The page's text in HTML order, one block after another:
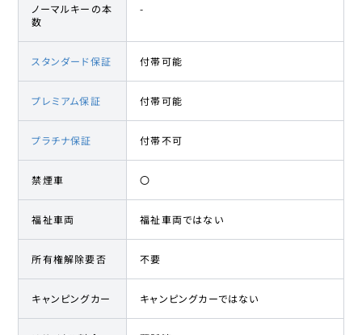
ノーマルキーの本
数
-
スタンダード保証 付帯可能
プレミアム保証 付帯可能
プラチナ保証 付帯不可
禁煙車 〇
福祉車両 福祉車両ではない
所有権解除要否 不要
キャンピングカー キャンピングカーではない